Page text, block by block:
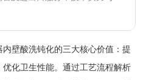
壁酸洗钝化的三大核心价值：提
化卫生性能。通过工艺流程解析